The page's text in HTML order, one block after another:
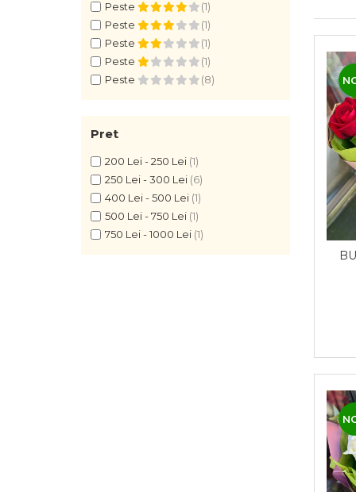
Peste
(1)
Peste
(1)
Peste
(1)
Peste
(1)
Peste
(8)
Pret
200 Lei - 250 Lei (1)
250 Lei - 300 Lei (6)
400 Lei - 500 Lei (1)
500 Lei - 750 Lei (1)
750 Lei - 1000 Lei (1)